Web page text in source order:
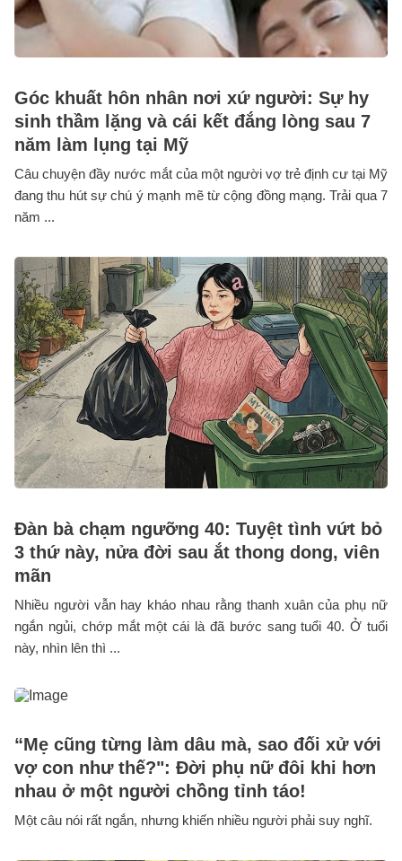
Góc khuất hôn nhân nơi xứ người: Sự hy
sinh thầm lặng và cái kết đắng lòng sau 7
năm làm lụng tại Mỹ
Câu chuyện đầy nước mắt của một người vợ trẻ định cư tại Mỹ
đang thu hút sự chú ý mạnh mẽ từ cộng đồng mạng. Trải qua 7
năm ...
Đàn bà chạm ngưỡng 40: Tuyệt tình vứt bỏ
3 thứ này, nửa đời sau ắt thong dong, viên
mãn
Nhiều người vẫn hay kháo nhau rằng thanh xuân của phụ nữ
ngắn ngủi, chớp mắt một cái là đã bước sang tuổi 40. Ở tuổi
này, nhìn lên thì ...
“Mẹ cũng từng làm dâu mà, sao đối xử với
vợ con như thế?": Đời phụ nữ đôi khi hơn
nhau ở một người chồng tỉnh táo!
Một câu nói rất ngắn, nhưng khiến nhiều người phải suy nghĩ.